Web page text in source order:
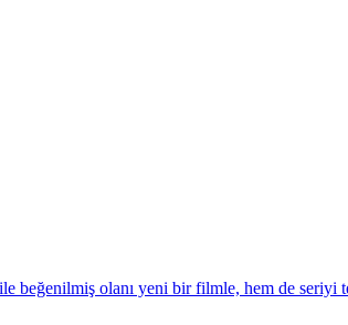
beğenilmiş olanı yeni bir filmle, hem de seriyi